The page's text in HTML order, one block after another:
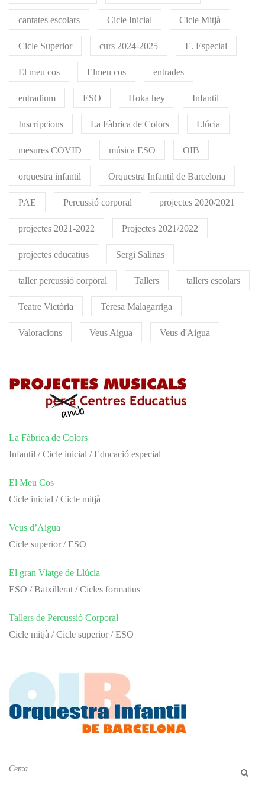
cantates escolars Cicle Inicial Cicle Mitjà
Cicle Superior curs 2024-2025 E. Especial
El meu cos Elmeu cos entrades
entradium ESO Hoka hey Infantil
Inscripcions La Fàbrica de Colors Llúcia
mesures COVID música ESO OIB
orquestra infantil Orquestra Infantil de Barcelona
PAE Percussió corporal projectes 2020/2021
projectes 2021-2022 Projectes 2021/2022
projectes educatius Sergi Salinas
taller percussió corporal Tallers tallers escolars
Teatre Victòria Teresa Malagarriga
Valoracions Veus Aigua Veus d'Aigua
La Fàbrica de Colors
Infantil / Cicle inicial / Educació especial
El Meu Cos
Cicle inicial / Cicle mitjà
Veus d’Aigua
Cicle superior / ESO
El gran Viatge de Llúcia
ESO / Batxillerat / Cicles formatius
Tallers de Percussió Corporal
Cicle mitjà / Cicle superior / ESO